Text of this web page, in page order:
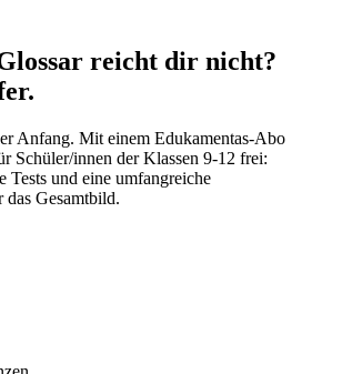
reicht dir nicht?
Anfang. Mit einem Edukamentas-Abo
Schüler/innen der Klassen 9-12 frei:
Tests und eine umfangreiche
Gesamtbild.